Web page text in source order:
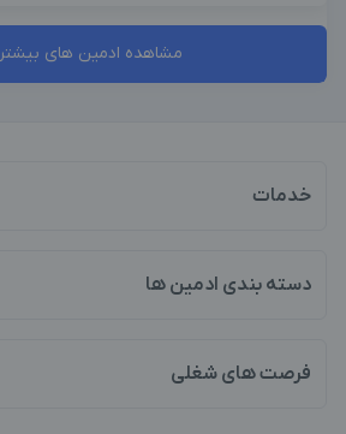
مشاهده ادمین های بیشتر
خدمات
دسته بندی ادمین ها
فرصت های شغلی